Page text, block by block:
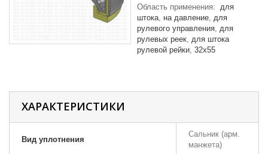
Область применения: для
штока на давление для
рулевого управления для
рулевых реек для штока
рулевой рейки 32x55
ХАРАКТЕРИСТИКИ
Вид уплотнения
Сальник (арм.
манжета)